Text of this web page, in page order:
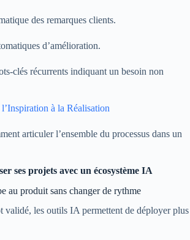
des remarques clients.
d’amélioration.
clés récurrents indiquant un besoin non
à la Réalisation
articuler l’ensemble du processus dans un
ses projets avec un écosystème IA
au produit sans changer de rythme
validé, les outils IA permettent de déployer plus